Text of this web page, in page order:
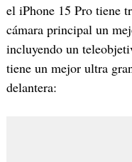
el iPhone 15 Pro tiene
cámara principal un
incluyendo un
tiene un mejor ultra
delantera: